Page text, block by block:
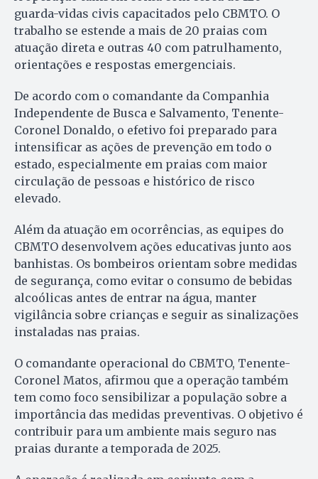
guarda-vidas civis capacitados pelo CBMTO. O
trabalho se estende a mais de 20 praias com
atuação direta e outras 40 com patrulhamento,
orientações e respostas emergenciais.
De acordo com o comandante da Companhia
Independente de Busca e Salvamento, Tenente-
Coronel Donaldo, o efetivo foi preparado para
intensificar as ações de prevenção em todo o
estado, especialmente em praias com maior
circulação de pessoas e histórico de risco
elevado.
Além da atuação em ocorrências, as equipes do
CBMTO desenvolvem ações educativas junto aos
banhistas. Os bombeiros orientam sobre medidas
de segurança, como evitar o consumo de bebidas
alcoólicas antes de entrar na água, manter
vigilância sobre crianças e seguir as sinalizações
instaladas nas praias.
O comandante operacional do CBMTO, Tenente-
Coronel Matos, afirmou que a operação também
tem como foco sensibilizar a população sobre a
importância das medidas preventivas. O objetivo é
contribuir para um ambiente mais seguro nas
praias durante a temporada de 2025.